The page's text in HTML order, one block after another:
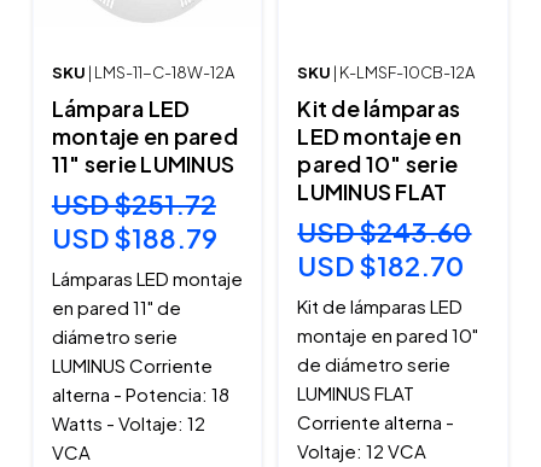
SKU | LMS-11-C-18W-12A
Lámpara LED
montaje en pared
11" serie LUMINUS
USD $251.72
USD $188.79
Lámparas LED montaje
en pared 11" de
diámetro serie
LUMINUS Corriente
alterna - Potencia: 18
Watts - Voltaje: 12
VCA
SKU | K-LMSF-10CB-12A
Kit de lámparas
LED montaje en
pared 10" serie
LUMINUS FLAT
USD $243.60
USD $182.70
Kit de lámparas LED
montaje en pared 10"
de diámetro serie
LUMINUS FLAT
Corriente alterna -
Voltaje: 12 VCA